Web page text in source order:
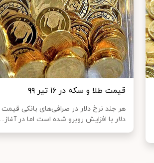
قیمت طلا و سکه در ۱۶ تیر ۹۹
هر جند نرخ دلار در صرافی‌های بانکی قیمت
دلار با افزایش روبرو شده است اما در آغاز...